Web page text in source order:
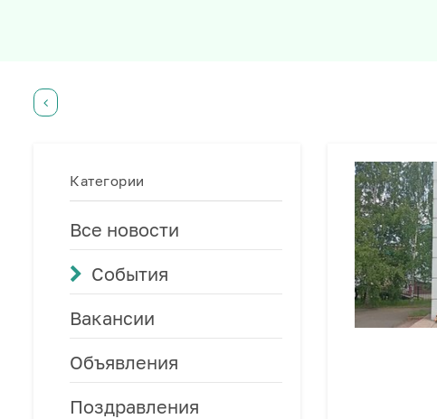
Категории
Все новости
События
Вакансии
Объявления
Поздравления